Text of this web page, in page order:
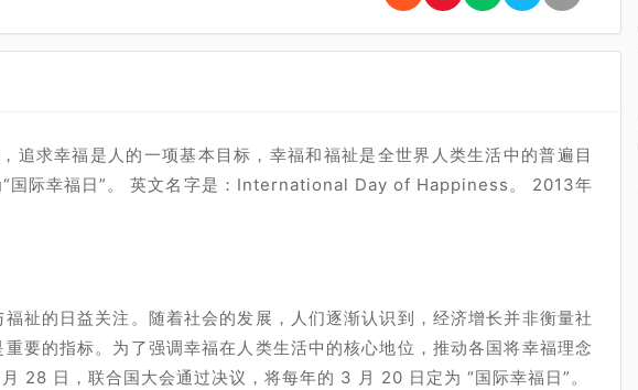
追求幸福是人的一项基本目标，幸福和福祉是全世界人类生活中的普遍目
国际幸福日”。 英文名字是：International Day of Happiness。 2013年
祉的日益关注。随着社会的发展，人们逐渐认识到，经济增长并非衡量社
要的指标。为了强调幸福在人类生活中的核心地位，推动各国将幸福理念
28 日，联合国大会通过决议，将每年的 3 月 20 日定为 “国际幸福日”。